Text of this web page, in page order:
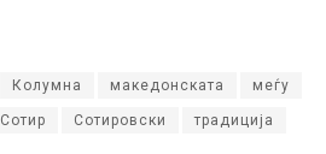
Колумна македонската меѓу
Сотир Сотировски традиција